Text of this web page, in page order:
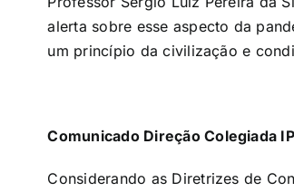
alerta sobre esse aspecto da
um princípio da civilização e
Comunicado Direção Colegiada
Considerando as Diretrizes de